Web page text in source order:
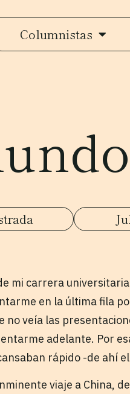
Columnistas
mi carrera
en la última fila
no veía las
adelante. Por
rápido -de ahí
viaje a China,